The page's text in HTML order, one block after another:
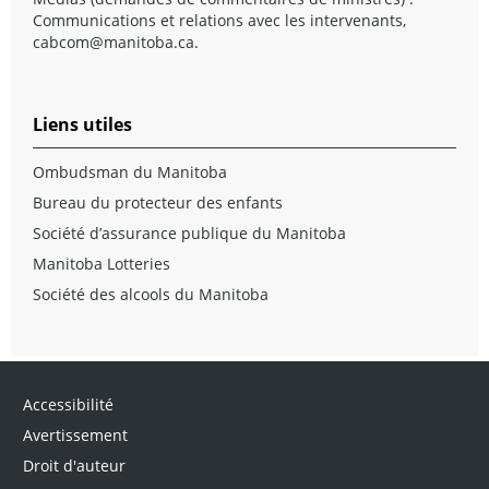
Communications et relations avec les intervenants,
cabcom@manitoba.ca.
Liens utiles
Ombudsman du Manitoba
Bureau du protecteur des enfants
Société d’assurance publique du Manitoba
Manitoba Lotteries
Société des alcools du Manitoba
Accessibilité
Avertissement
Droit d'auteur